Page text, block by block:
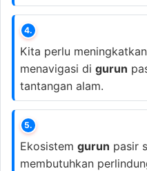
4.
Kita perlu
menavigasi di gurun
tantangan alam.
5.
Ekosistem gurun pasir
membutuhkan